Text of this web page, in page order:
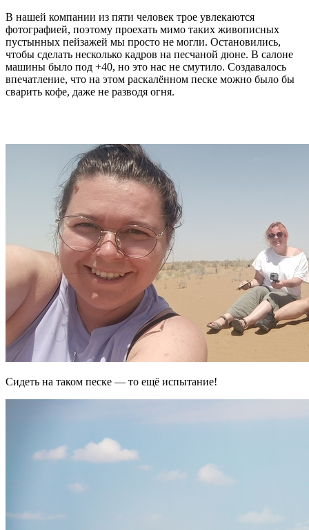
В нашей компании из пяти человек трое увлекаются
фотографией, поэтому проехать мимо таких живописных
пустынных пейзажей мы просто не могли. Остановились,
чтобы сделать несколько кадров на песчаной дюне. В салоне
машины было под +40, но это нас не смутило. Создавалось
впечатление, что на этом раскалённом песке можно было бы
сварить кофе, даже не разводя огня.
Сидеть на таком песке — то ещё испытание!